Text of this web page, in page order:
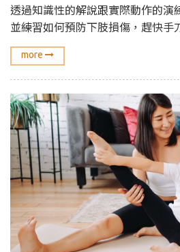
透過知識性的解說跟實際動作的演
並練習如何預防下肢損傷，趕快手
more